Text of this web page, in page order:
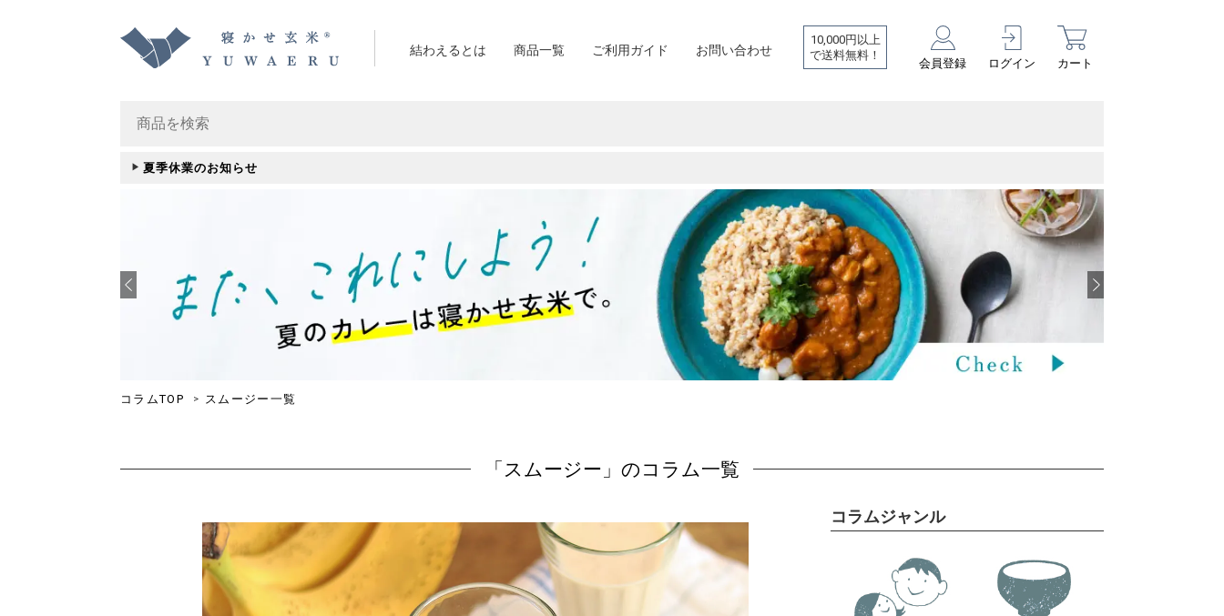
会員登録 ログイン カート
結わえるとは 商品一覧 ご利用ガイド お問い合わせ
10,000円以上
で送料無料！
夏季休業のお知らせ
コラムTOP スムージー一覧
「スムージー」のコラム一覧
コラムジャンル